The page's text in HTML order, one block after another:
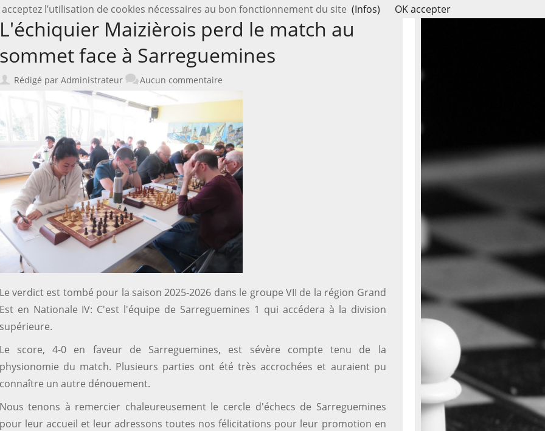
L'échiquier Maizièrois perd le match au
sommet face à Sarreguemines
Rédigé par Administrateur Aucun commentaire
Le verdict est tombé pour la saison 2025-2026 dans le groupe VII de la région Grand
Est en Nationale IV: C'est l'équipe de Sarreguemines 1 qui accédera à la division
supérieure.
Le score, 4-0 en faveur de Sarreguemines, est sévère compte tenu de la
physionomie du match. Plusieurs parties ont été très accrochées et auraient pu
connaître un autre dénouement.
Nous tenons à remercier chaleureusement le cercle d'échecs de Sarreguemines
pour leur accueil et leur adressons toutes nos félicitations pour leur promotion en
l’utilisation de cookies nécessaires au bon fonctionnement du site (Infos) OK accepter